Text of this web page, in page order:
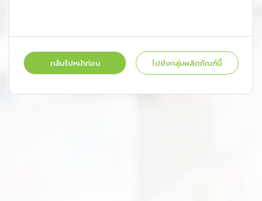
กลับไปหน้าก่อน ไปยังกลุ่มผลิตภัณฑ์นี้